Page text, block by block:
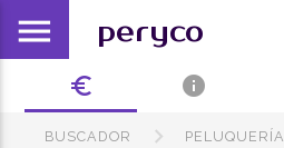
menu peryco
euro_symbol info
BUSCADOR PELUQUERÍA